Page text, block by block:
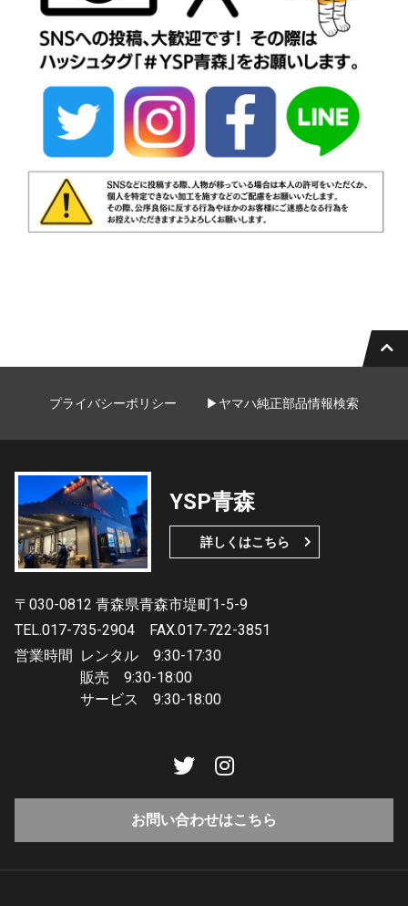
プライバシーポリシー ▶ヤマハ純正部品情報検索
YSP青森
詳しくはこちら
〒030-0812 青森県青森市堤町1-5-9
TEL.017-735-2904
FAX.017-722-3851
営業時間 レンタル 9:30-17:30
販売 9:30-18:00
サービス 9:30-18:00
お問い合わせはこちら